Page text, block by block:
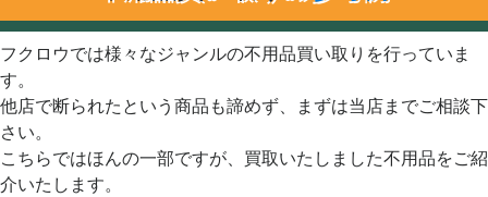
フクロウでは様々なジャンルの不用品買い取りを行っていま
す。
他店で断られたという商品も諦めず、まずは当店までご相談下
さい。
こちらではほんの一部ですが、買取いたしました不用品をご紹
介いたします。